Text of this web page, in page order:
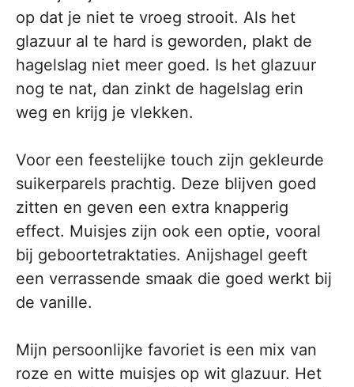
op dat je niet te vroeg strooit. Als het
glazuur al te hard is geworden, plakt de
hagelslag niet meer goed. Is het glazuur
nog te nat, dan zinkt de hagelslag erin
weg en krijg je vlekken.
Voor een feestelijke touch zijn gekleurde
suikerparels prachtig. Deze blijven goed
zitten en geven een extra knapperig
effect. Muisjes zijn ook een optie, vooral
bij geboortetraktaties. Anijshagel geeft
een verrassende smaak die goed werkt bij
de vanille.
Mijn persoonlijke favoriet is een mix van
roze en witte muisjes op wit glazuur. Het